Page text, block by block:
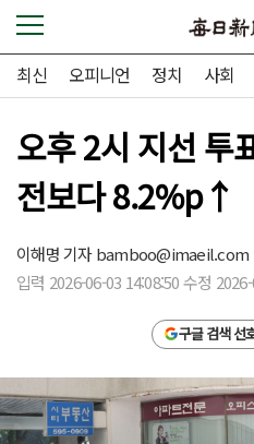
최신 오피니언 정치 사회
오후 2시 지선
전보다 8.2%p↑
이해명 기자bamboo@imaeil.com
입력 2026-06-03 14:08:50 수정
구글 검색 선